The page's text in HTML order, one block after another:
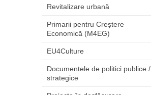
Revitalizare urbană
Primarii pentru Creștere
Economică (M4EG)
EU4Culture
Documentele de politici publice /
strategice